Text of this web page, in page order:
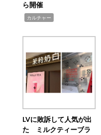
ら開催
カルチャー
LVに敗訴して人気が出
た ミルクティーブラ